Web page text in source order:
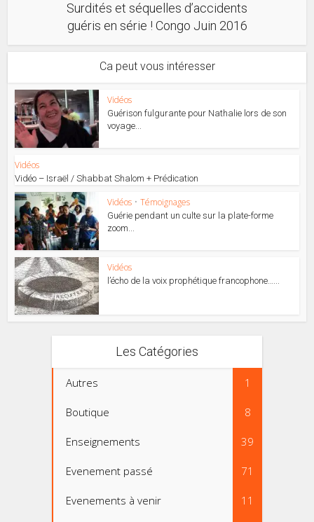
Surdités et séquelles d’accidents
guéris en série ! Congo Juin 2016
Ca peut vous intéresser
Vidéos
Guérison fulgurante pour Nathalie lors de son
voyage...
Vidéos
Vidéo – Israël / Shabbat Shalom + Prédication
Vidéos • Témoignages
Guérie pendant un culte sur la plate-forme
zoom...
Vidéos
l’écho de la voix prophétique francophone…...
Les Catégories
Autres 1
Boutique 8
Enseignements 39
Evenement passé 71
Evenements à venir 11